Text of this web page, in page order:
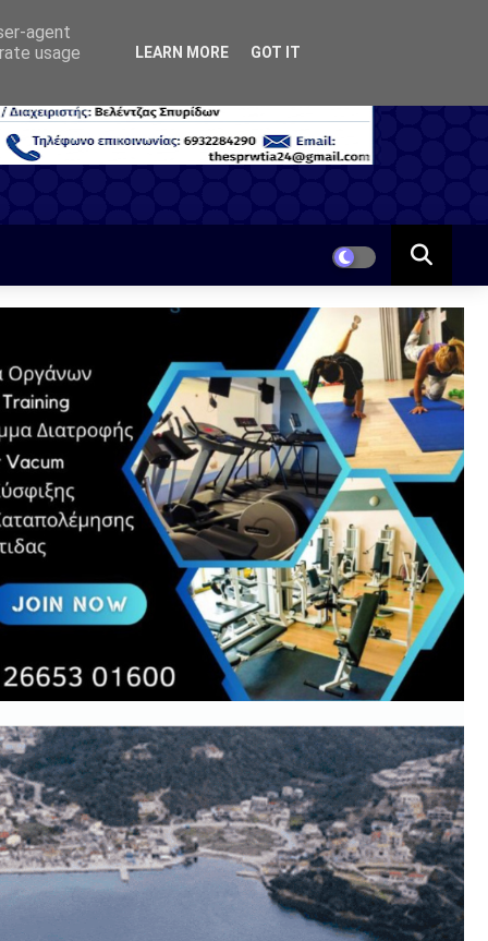
agent
usage
LEARN MORE GOT IT